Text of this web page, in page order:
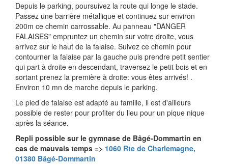
Depuis le parking, poursuivez la route qui longe le stade.
Passez une barrière métallique et continuez sur environ
200m ce chemin carrossable. Au panneau "DANGER
FALAISES" empruntez un chemin sur votre droite, vous
arrivez sur le haut de la falaise. Suivez ce chemin pour
contourner la falaise par la gauche puis prendre petit sentier
qui part à droite en descendant, traversez le petit bois et en
sortant prenez la première à droite: vous êtes arrivés! .
Environ 10 mn de marche depuis le parking.
Le pied de falaise est adapté au famille, il est d'ailleurs
possible de rester pour profiter du lieu pour un pique nique
après la séance.
Repli possible sur le gymnase de Bâgé-Dommartin en
cas de mauvais temps => 1060 Rte de Charlemagne,
01380 Bâgé-Dommartin